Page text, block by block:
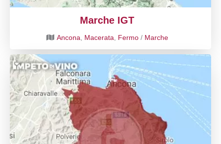
Marche IGT
Ancona Macerata Fermo / Marche